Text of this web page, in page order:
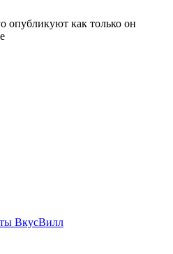
опубликуют как только он
ВкусВилл